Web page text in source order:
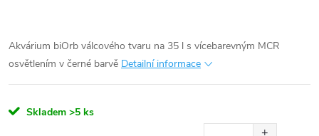
Akvárium biOrb válcového tvaru na 35 l s vícebarevným MCR
osvětlením v černé barvě Detailní informace
Skladem >5 ks